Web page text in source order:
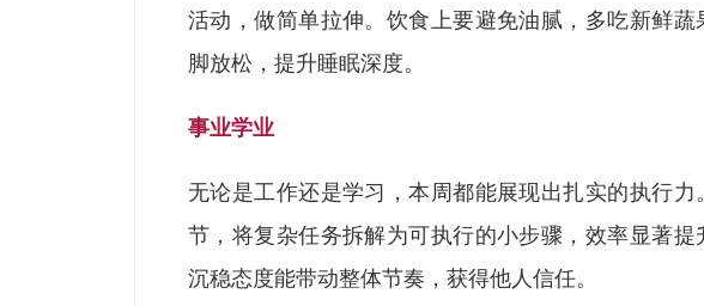
活动，做简单拉伸。饮食上要避免油腻，多吃新鲜
脚放松，提升睡眠深度。
事业学业
无论是工作还是学习，本周都能展现出扎实的执行
节，将复杂任务拆解为可执行的小步骤，效率显著
沉稳态度能带动整体节奏，获得他人信任。